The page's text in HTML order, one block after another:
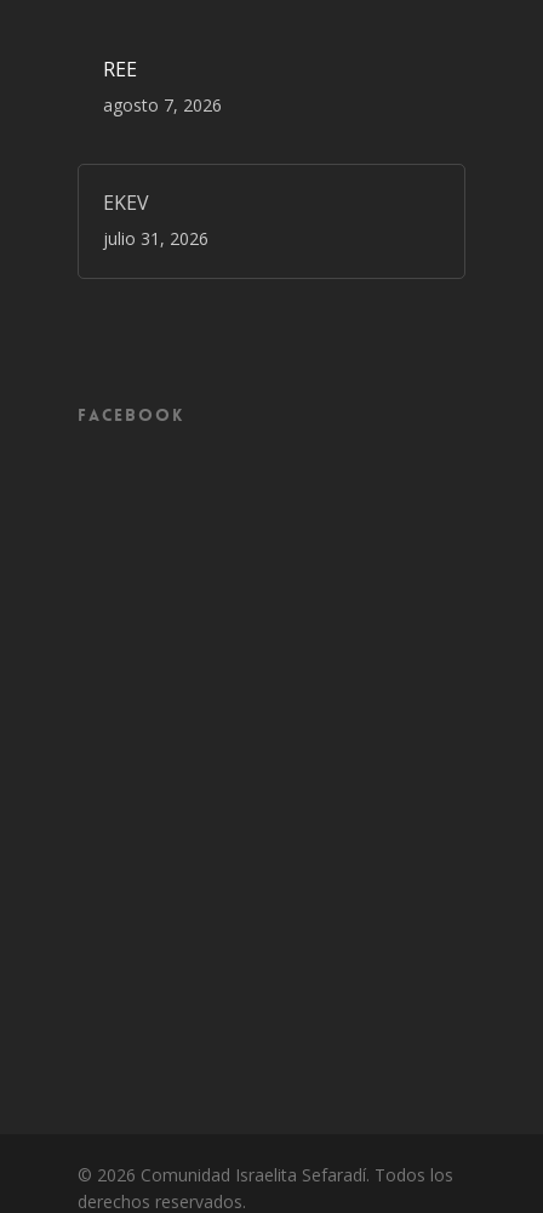
REE
agosto 7, 2026
EKEV
julio 31, 2026
Facebook
© 2026 Comunidad Israelita Sefaradí. Todos los
derechos reservados.